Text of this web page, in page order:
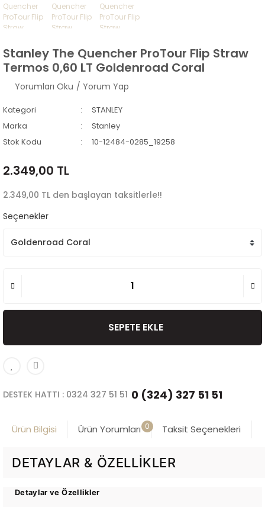
Stanley The Quencher ProTour Flip Straw
Termos 0,60 LT Goldenroad Coral
Yorumları Oku / Yorum Yap
Kategori
STANLEY
Marka
Stanley
Stok Kodu
10-12484-0285_19258
2.349,00 TL
2.349,00 TL den başlayan taksitlerle!!
Seçenekler
SEPETE EKLE
DESTEK HATTI : 0324 327 51 51 0 (324) 327 51 51
Ürün Bilgisi Ürün Yorumları 0 Taksit Seçenekleri
DETAYLAR & ÖZELLIKLER
Detaylar ve Özellikler